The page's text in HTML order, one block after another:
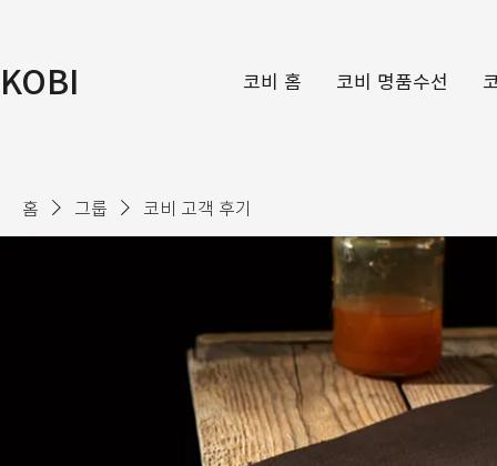
KOBI 코비 홈 코비 명품수선
홈 그룹 코비 고객 후기